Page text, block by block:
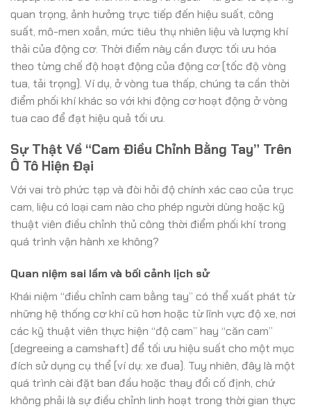
quan trọng, ảnh hưởng trực tiếp đến hiệu suất, công
suất, mô-men xoắn, mức tiêu thụ nhiên liệu và lượng khí
thải của động cơ. Thời điểm này cần được tối ưu hóa
theo từng chế độ hoạt động của động cơ (tốc độ vòng
tua, tải trọng). Ví dụ, ở vòng tua thấp, chúng ta cần thời
điểm phối khí khác so với khi động cơ hoạt động ở vòng
tua cao để đạt hiệu quả tối ưu.
Sự Thật Về “Cam Điều Chỉnh Bằng Tay” Trên
Ô Tô Hiện Đại
Với vai trò phức tạp và đòi hỏi độ chính xác cao của trục
cam, liệu có loại cam nào cho phép người dùng hoặc kỹ
thuật viên điều chỉnh thủ công thời điểm phối khí trong
quá trình vận hành xe không?
Quan niệm sai lầm và bối cảnh lịch sử
Khái niệm “điều chỉnh cam bằng tay” có thể xuất phát từ
những hệ thống cơ khí cũ hơn hoặc từ lĩnh vực độ xe, nơi
các kỹ thuật viên thực hiện “độ cam” hay “căn cam”
(degreeing a camshaft) để tối ưu hiệu suất cho một mục
đích sử dụng cụ thể (ví dụ: xe đua). Tuy nhiên, đây là một
quá trình cài đặt ban đầu hoặc thay đổi cố định, chứ
không phải là sự điều chỉnh linh hoạt trong thời gian thực